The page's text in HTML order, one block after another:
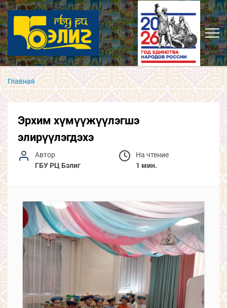
Главная
Эрхим хүмүүжүүлэгшэ
элирүүлэгдэхэ
Автор
ГБУ РЦ Бэлиг
На чтение
1 мин.